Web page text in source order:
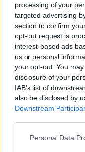
processing of your
targeted advertising
section to confirm
opt-out request is
interest-based ads
us or personal
your opt-out. You
disclosure of your
IAB’s list of
also be disclosed by
Downstream
Personal Data